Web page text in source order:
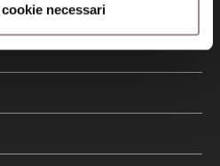
necessari